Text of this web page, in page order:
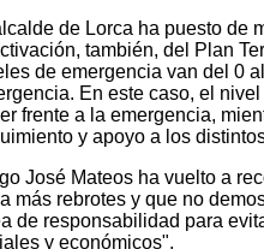
de Lorca ha puesto de
también, del Plan
de emergencia van del 0
En este caso, el
frente a la emergencia,
y apoyo a los
José Mateos ha vuelto a
más rebrotes y que no
de responsabilidad para
y económicos".